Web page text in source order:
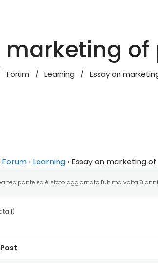
marketing
Forum / Learning / Essay on
Forum › Learning › Essay on marketing
ed è stato aggiornato l'ultima volta 8
Post